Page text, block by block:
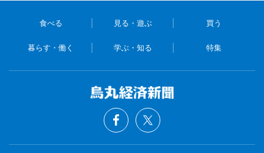
食べる 見る・遊ぶ 買う
暮らす・働く 学ぶ・知る 特集